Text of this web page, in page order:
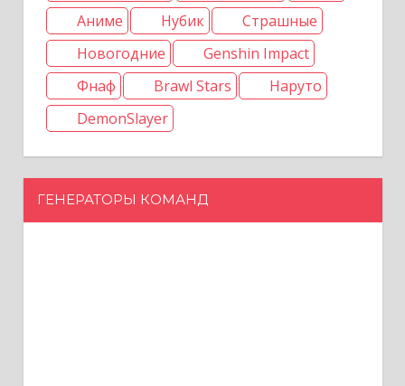
Аниме
Нубик
Страшные
Новогодние
Genshin Impact
Фнаф
Brawl Stars
Наруто
DemonSlayer
ГЕНЕРАТОРЫ КОМАНД